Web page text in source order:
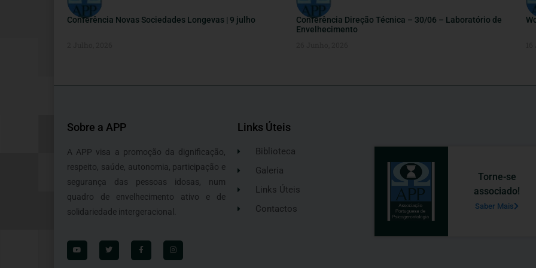
Conferência Novas Sociedades Longevas | 9 julho
Conferência Direção Técnica – 30/06 – Laboratório de
Envelhecimento
Sobre a APP
A APP visa a promoção da dignificação,
respeito, saúde, autonomia, participação e
segurança das pessoas idosas, num
quadro de envelhecimento ativo e de
solidariedade intergeracional.
Links Úteis
Biblioteca
Galeria
Links Úteis
Contactos
Torne-se
associado!
Saber Mais